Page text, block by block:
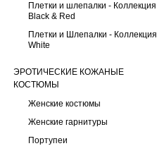
Плетки и шлепалки - Коллекция
Black & Red
Плетки и Шлепалки - Коллекция
White
ЭРОТИЧЕСКИЕ КОЖАНЫЕ
КОСТЮМЫ
Женские костюмы
Женские гарнитуры
Портупеи